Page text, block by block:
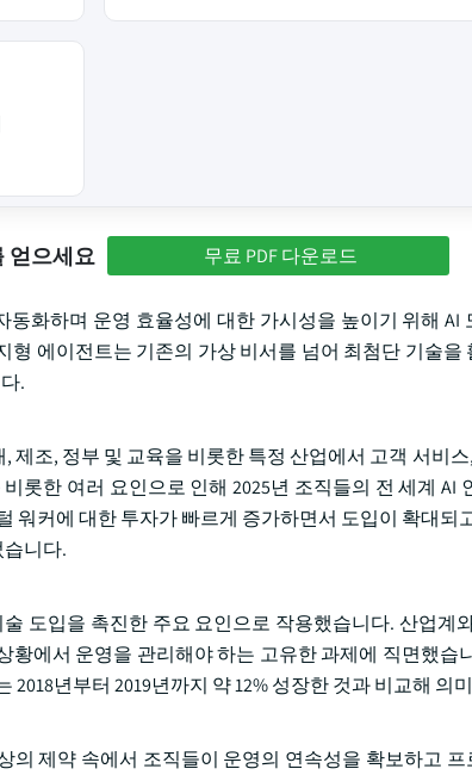
얻으세요 무료 PDF 다운로드
화하며 운영 효율성에 대한 가시성을 높이기 위해 AI
에이전트는 기존의 가상 비서를 넘어 최첨단 기술을
.
제조, 정부 및 교육을 비롯한 특정 산업에서 고객 서비
롯한 여러 요인으로 인해 2025년 조직들의 전 세계 AI
워커에 대한 투자가 빠르게 증가하면서 도입이 확대되
니다.
도입을 촉진한 주요 요인으로 작용했습니다. 산업계
에서 운영을 관리해야 하는 고유한 과제에 직면했습
2018년부터 2019년까지 약 12% 성장한 것과 비교해 의
제약 속에서 조직들이 운영의 연속성을 확보하고